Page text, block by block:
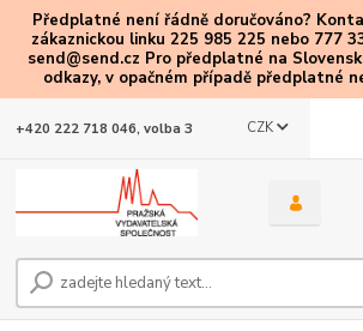
Předplatné není řádně doručováno?
zákaznickou linku 225 985 225 nebo 777
send@send.cz Pro předplatné na
odkazy, v opačném případě předplatné
CZK
+420 222 718 046, volba 3